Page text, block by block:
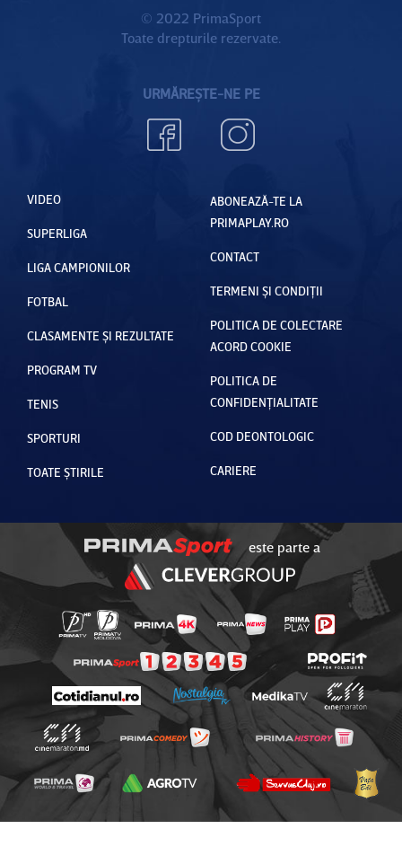
© 2022 PrimaSport
Toate drepturile rezervate.
URMĂREȘTE-NE PE
VIDEO
SUPERLIGA
LIGA CAMPIONILOR
FOTBAL
CLASAMENTE ȘI REZULTATE
PROGRAM TV
TENIS
SPORTURI
TOATE ȘTIRILE
ABONEAZĂ-TE LA
PRIMAPLAY.RO
CONTACT
TERMENI ȘI CONDIȚII
POLITICA DE COLECTARE
ACORD COOKIE
POLITICA DE
CONFIDENȚIALITATE
COD DEONTOLOGIC
CARIERE
este parte a